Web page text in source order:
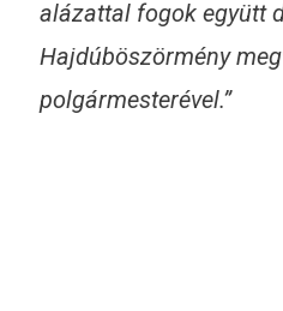
alázattal fogok együtt
Hajdúböszörmény
polgármesterével.”